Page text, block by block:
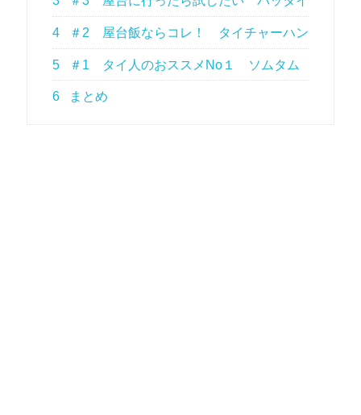
4 ＃2 屋台飯ならコレ！ タイチャーハン
5 ＃1 タイ人のおススメNo１ ソムタム
6 まとめ